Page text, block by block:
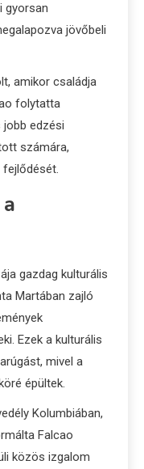
gyorsan
jövőbeli
amikor családja
folytatta
jobb edzési
számára,
gazdag kulturális
Martában zajló
Ezek a kulturális
mivel a
épültek.
Kolumbiában,
Falcao
közös izgalom